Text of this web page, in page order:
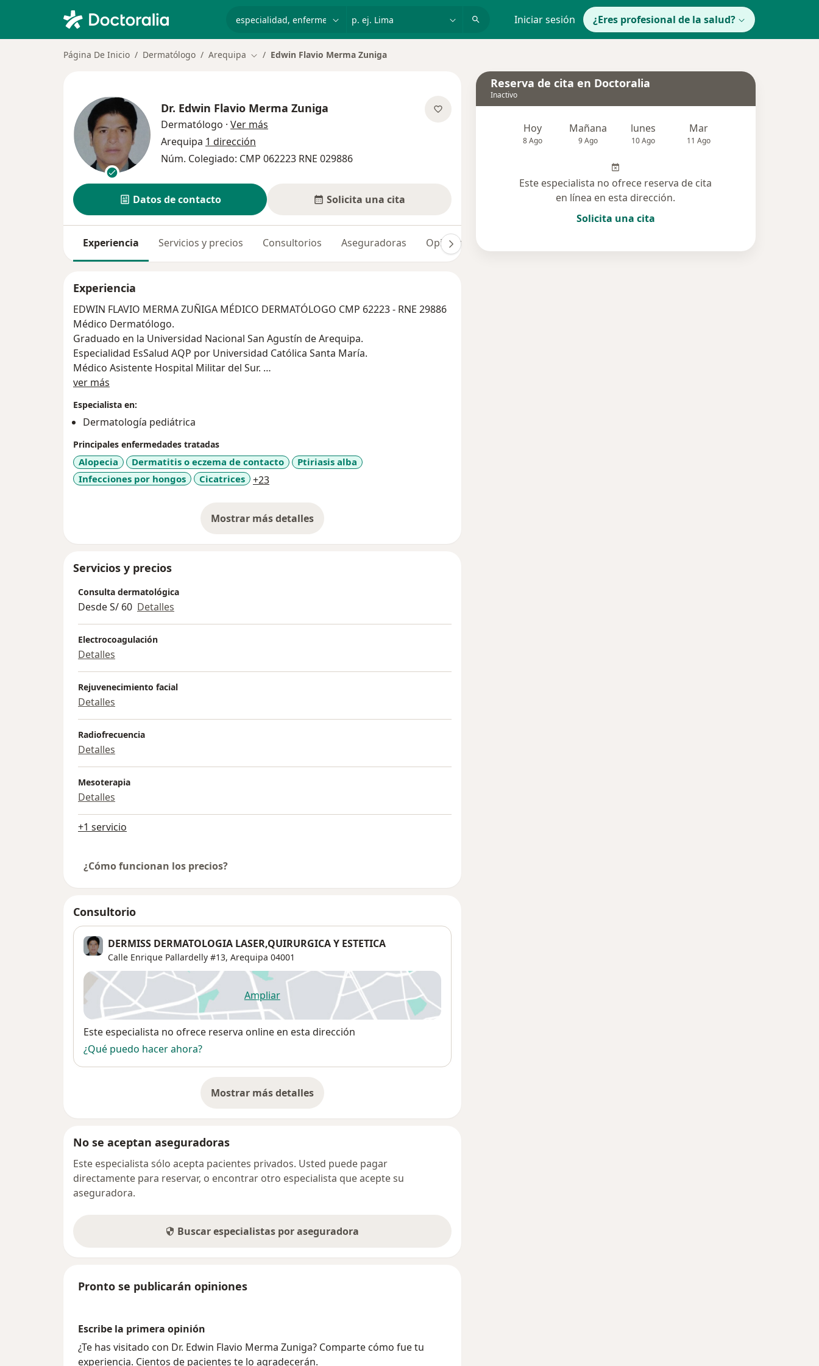
Iniciar sesión ¿Eres profesional de la salud?
Página De Inicio Dermatólogo Arequipa Cambiar de ciudad
Edwin Flavio Merma Zuniga
Dr. Edwin Flavio Merma Zuniga
Dermatólogo · Ver más
Arequipa 1 dirección
Núm. Colegiado: CMP 062223 RNE 029886
Datos de contacto Solicita una cita
Experiencia Servicios y precios Consultorios Aseguradoras Opiniones
Experiencia
EDWIN FLAVIO MERMA ZUÑIGA MÉDICO DERMATÓLOGO CMP 62223 - RNE 29886
Médico Dermatólogo.
Graduado en la Universidad Nacional San Agustín de Arequipa.
Especialidad EsSalud AQP por Universidad Católica Santa María.
Médico Asistente Hospital Militar del Sur.
Además se especializa en:
Rejuvenecimiento con Rellenos ( Ácido Hialurónico) Cirugía Dermatológica (
Extirpación de Lunares) Dermatoscopía : Tamizaje de Cáncer de Piel - Detección
de Cáncer de Piel. Si busca una excelente atención, no dude en contactar al
experto.
ver más
Especialista en:
Dermatología pediátrica
Principales enfermedades tratadas
Alopecia Dermatitis o eczema de contacto
Ptiriasis alba
Infecciones por hongos
Cicatrices +23a11y_sr_more_diseases
Mostrar más detalles
sobre la experiencia
Servicios y precios
Consulta dermatológica
Desde S/ 60 Detalles
Electrocoagulación
Detalles
Rejuvenecimiento facial
Detalles
Radiofrecuencia
Detalles
Mesoterapia
Detalles
+1 servicio
¿Cómo funcionan los precios?
Consultorio
DERMISS DERMATOLOGIA LASER,QUIRURGICA Y ESTETICA
Calle Enrique Pallardelly #13, Arequipa 04001
Ampliarse abre en una nueva pestaña
Disponibilidad
Este especialista no ofrece reserva online en esta dirección
¿Qué puedo hacer ahora?
Mostrar más detalles
sobre la dirección
No se aceptan aseguradoras
Este especialista sólo acepta pacientes privados. Usted puede pagar
directamente para reservar, o encontrar otro especialista que acepte su
aseguradora.
Buscar especialistas por aseguradora
Pronto se publicarán opiniones
Escribe la primera opinión
¿Te has visitado con Dr. Edwin Flavio Merma Zuniga? Comparte cómo fue tu
experiencia. Cientos de pacientes te lo agradecerán.
Reserva de cita en Doctoralia
Inactivo
Hoy
8 Ago
Mañana
9 Ago
lunes
10 Ago
Mar
11 Ago
Este especialista no ofrece reserva de cita
en línea en esta dirección.
Solicita una cita